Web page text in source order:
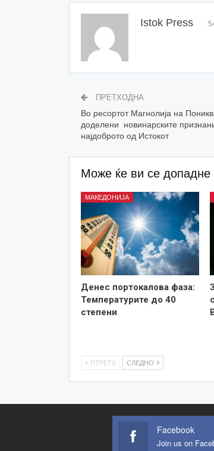
Istok Press
ПРЕТХОДНА
Во ресортот Магнолија на
доделени новинарските
најдоброто од Истокот
Може ќе ви се допадне
МАКЕДОНИЈА
Денес портокалова фаза:
Температурите до 40
степени
ПТРЕТХ СЛЕДНО
Facebook
Join us on